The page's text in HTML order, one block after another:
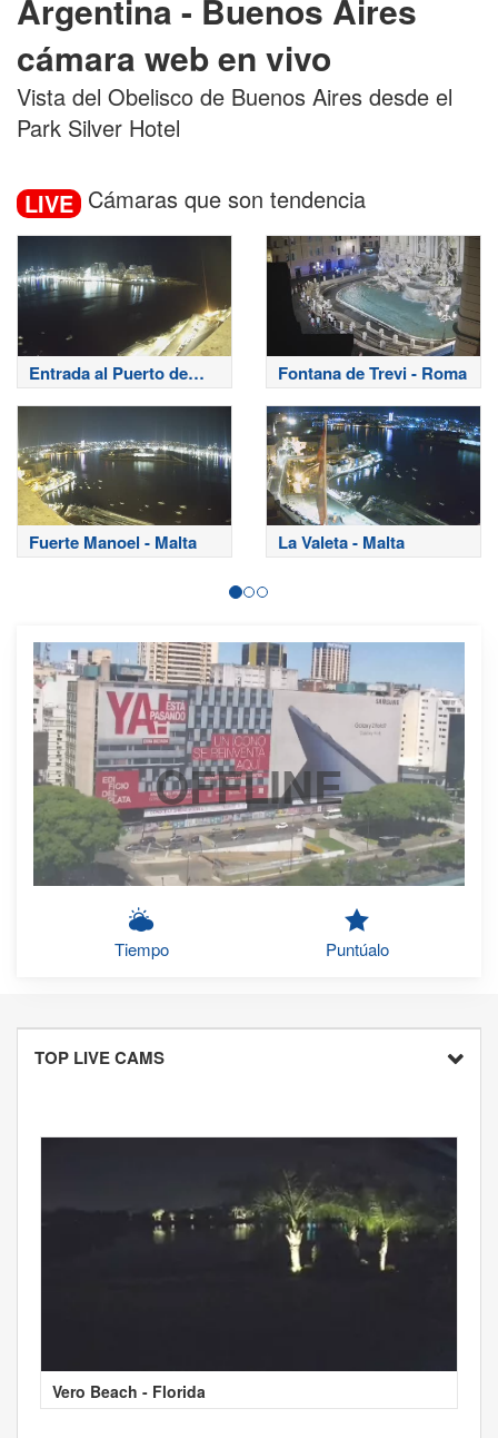
Argentina - Buenos Aires
cámara web en vivo
Vista del Obelisco de Buenos Aires desde el
Park Silver Hotel
LIVE Cámaras que son tendencia
Entrada al Puerto de
Sliema
Fontana de Trevi - Roma
Fuerte Manoel - Malta La Valeta - Malta
OFFLINE
Tiempo Puntúalo
TOP LIVE CAMS
Vero Beach - Florida